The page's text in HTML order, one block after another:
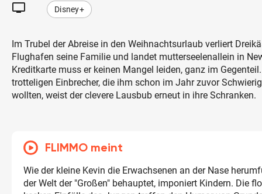
tv Disney+
Im Trubel der Abreise in den Weihnachtsurlaub verliert
Flughafen seine Familie und landet mutterseelenallein in
Kreditkarte muss er keinen Mangel leiden, ganz im
trotteligen Einbrecher, die ihm schon im Jahr zuvor
wollten, weist der clevere Lausbub erneut in ihre Schranken.
FLIMMO meint
Wie der kleine Kevin die Erwachsenen an der Nase
der Welt der "Großen" behauptet, imponiert Kindern. Die